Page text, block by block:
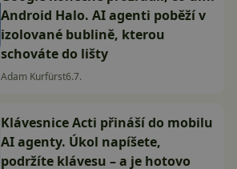
Android Halo. AI agenti poběží v
izolované bublině, kterou
schováte do lišty
Adam Kurfürst6.7.
Klávesnice Acti přináší do mobilu
AI agenty. Úkol napíšete,
podržíte klávesu – a je hotovo